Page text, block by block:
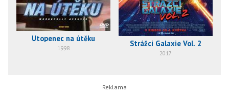
Utopenec na útěku
1998
Strážci Galaxie Vol. 2
2017